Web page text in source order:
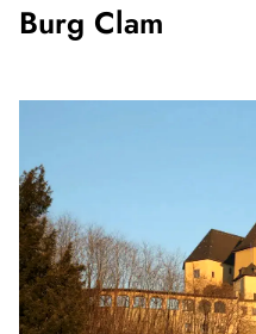
Burg Clam